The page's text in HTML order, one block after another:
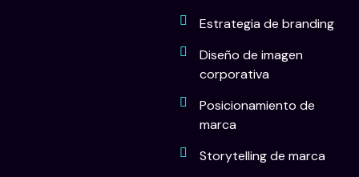
Estrategia de branding
Diseño de imagen
corporativa
Posicionamiento de
marca
Storytelling de marca